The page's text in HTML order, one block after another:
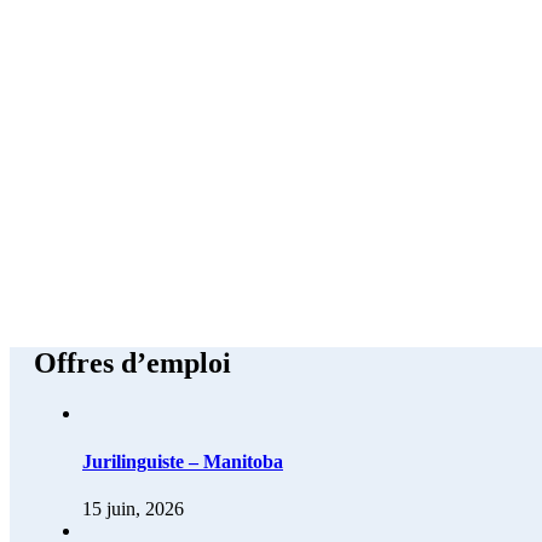
Offres d’emploi
Jurilinguiste – Manitoba
15 juin, 2026